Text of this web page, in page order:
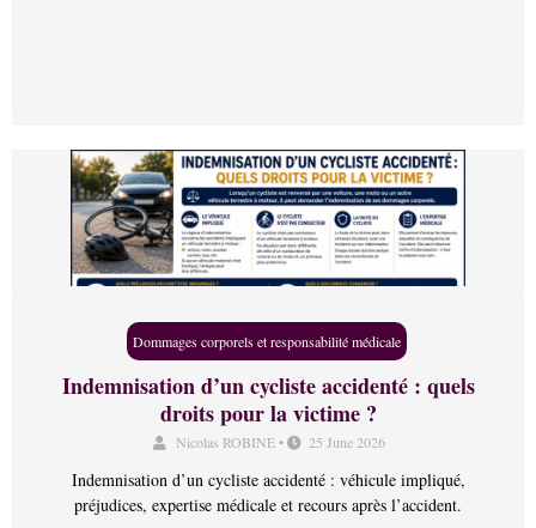
Dommages corporels et responsabilité médicale
Indemnisation d’un cycliste accidenté : quels
droits pour la victime ?
Nicolas ROBINE• 25 June 2026
Indemnisation d’un cycliste accidenté : véhicule impliqué,
préjudices, expertise médicale et recours après l’accident.